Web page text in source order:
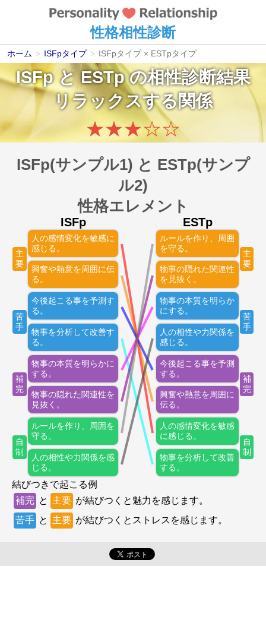
性格相性診断
ホーム > ISFpタイプ > ISFpタイプ × ESTpタイプ
ISFpとESTpの相性診断結果
リラックスする関係
★★★☆☆
ISFp(サンプル1) と ESTp(サンプ
ル2)
性格エレメント
ISFp ESTp
主
要
人の感情変化を敏感に
感じる。
ルールを作り、周囲
を守る。
主
要
興奮や熱意を周囲に伝
る。
物事の隠れた関連性
を見抜く。
苦
手
今後起こる事を予測す
る。
物事の本質を明らか
にする。
苦
手
物事を分析して改善す
る。
人の相性や力関係を
感じる。
補
完
物事の本質を明らかに
する。
今後起こる事を予測
する。
補
完
物事の隠れた関連性を
見抜く。
興奮や熱意を周囲に
伝る。
自
制
ルールを作り、周囲を
守る。
人の感情変化を敏感
に感じる。
自
制
人の相性や力関係を感
じる。
物事を分析して改善
する。
結びつきで起こる例
補完 と 主要 が結びつくと魅力を感じます。
苦手 と 主要 が結びつくとストレスを感じます。